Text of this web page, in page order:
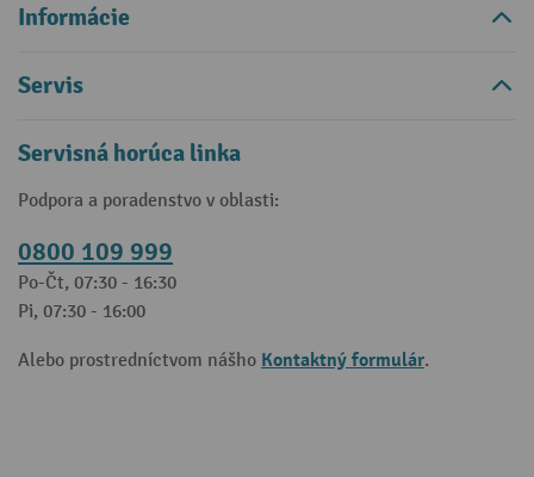
Informácie
Servis
Servisná horúca linka
Podpora a poradenstvo v oblasti:
0800 109 999
Po-Čt, 07:30 - 16:30
Pi, 07:30 - 16:00
Alebo prostredníctvom nášho Kontaktný formulár.